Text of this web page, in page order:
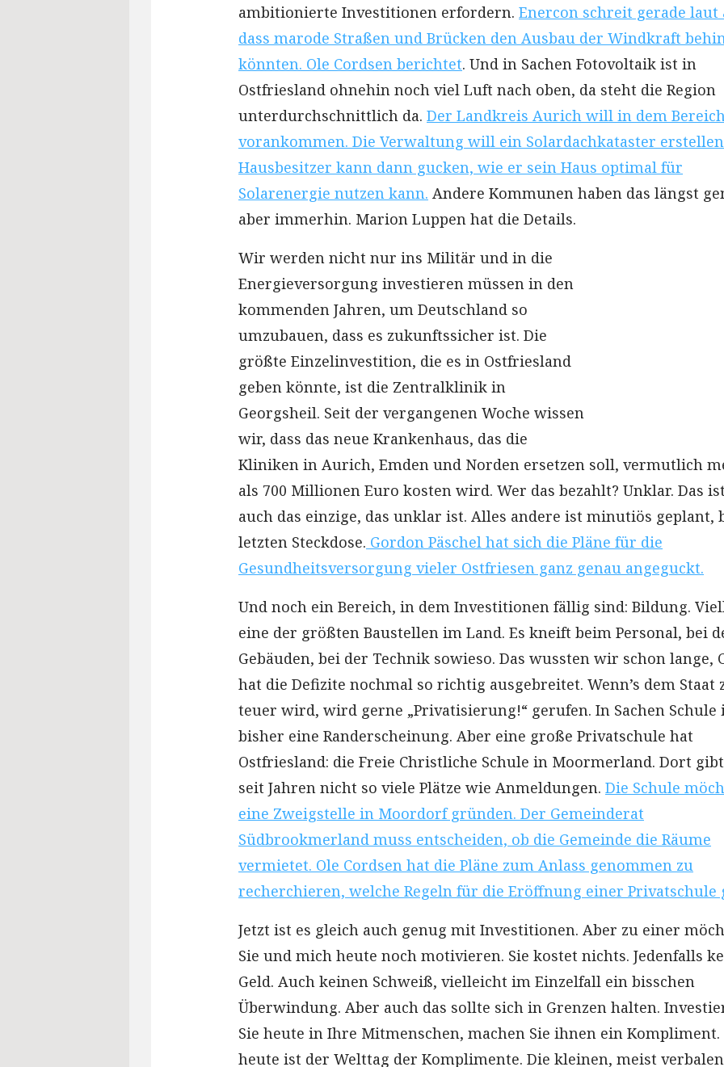
ambitionierte Investitionen erfordern. Enercon schreit gerade laut
dass marode Straßen und Brücken den Ausbau der Windkraft
könnten. Ole Cordsen berichtet. Und in Sachen Fotovoltaik ist in
Ostfriesland ohnehin noch viel Luft nach oben, da steht die Region
unterdurchschnittlich da. Der Landkreis Aurich will in dem
vorankommen. Die Verwaltung will ein Solardachkataster
Hausbesitzer kann dann gucken, wie er sein Haus optimal für
Solarenergie nutzen kann. Andere Kommunen haben das längst
aber immerhin. Marion Luppen hat die Details.
Wir werden nicht nur ins Militär und in die
Energieversorgung investieren müssen in den
kommenden Jahren, um Deutschland so
umzubauen, dass es zukunftssicher ist. Die
größte Einzelinvestition, die es in Ostfriesland
geben könnte, ist die Zentralklinik in
Georgsheil. Seit der vergangenen Woche wissen
wir, dass das neue Krankenhaus, das die
Kliniken in Aurich, Emden und Norden ersetzen soll, vermutlich
als 700 Millionen Euro kosten wird. Wer das bezahlt? Unklar. Das
auch das einzige, das unklar ist. Alles andere ist minutiös geplant,
letzten Steckdose. Gordon Päschel hat sich die Pläne für die
Gesundheitsversorgung vieler Ostfriesen ganz genau angeguckt.
Und noch ein Bereich, in dem Investitionen fällig sind: Bildung.
eine der größten Baustellen im Land. Es kneift beim Personal, bei
Gebäuden, bei der Technik sowieso. Das wussten wir schon lange,
hat die Defizite nochmal so richtig ausgebreitet. Wenn’s dem Staat
teuer wird, wird gerne „Privatisierung!“ gerufen. In Sachen Schule
bisher eine Randerscheinung. Aber eine große Privatschule hat
Ostfriesland: die Freie Christliche Schule in Moormerland. Dort
seit Jahren nicht so viele Plätze wie Anmeldungen. Die Schule
eine Zweigstelle in Moordorf gründen. Der Gemeinderat
Südbrookmerland muss entscheiden, ob die Gemeinde die Räume
vermietet. Ole Cordsen hat die Pläne zum Anlass genommen zu
recherchieren, welche Regeln für die Eröffnung einer Privatschule
Jetzt ist es gleich auch genug mit Investitionen. Aber zu einer
Sie und mich heute noch motivieren. Sie kostet nichts. Jedenfalls
Geld. Auch keinen Schweiß, vielleicht im Einzelfall ein bisschen
Überwindung. Aber auch das sollte sich in Grenzen halten.
Sie heute in Ihre Mitmenschen, machen Sie ihnen ein Kompliment.
heute ist der Welttag der Komplimente. Die kleinen, meist verbalen